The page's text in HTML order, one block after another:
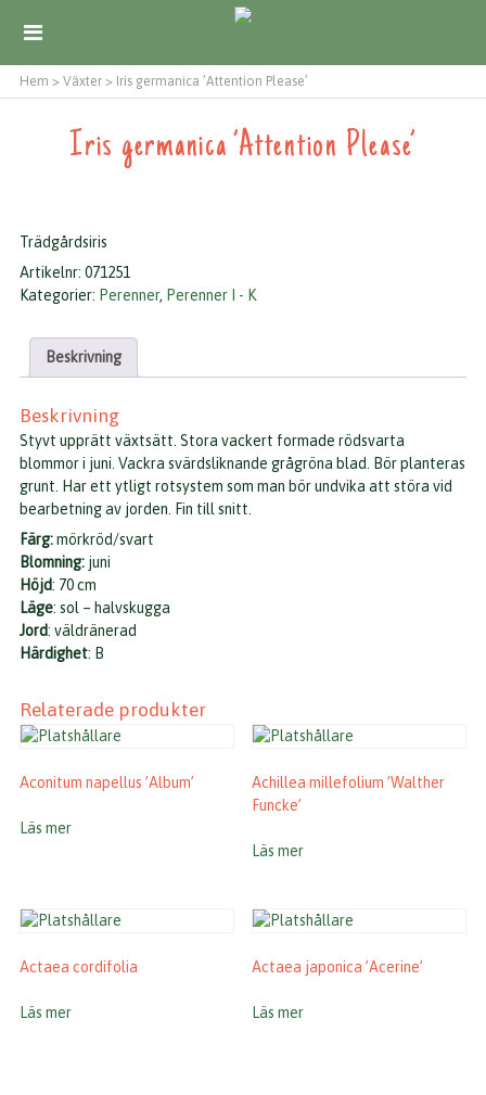
Hem > Växter > Iris germanica ’Attention Please’
Iris germanica ’Attention Please’
Trädgårdsiris
Artikelnr: 071251
Kategorier: Perenner, Perenner I - K
Beskrivning
Beskrivning
Styvt upprätt växtsätt. Stora vackert formade rödsvarta
blommor i juni. Vackra svärdsliknande grågröna blad. Bör planteras
grunt. Har ett ytligt rotsystem som man bör undvika att störa vid
bearbetning av jorden. Fin till snitt.
Färg:mörkröd/svart
Blomning: juni
Höjd: 70 cm
Läge: sol – halvskugga
Jord: väldränerad
Härdighet: B
Relaterade produkter
Aconitum napellus ’Album’
Läs mer
Achillea millefolium ’Walther
Funcke’
Läs mer
Actaea cordifolia
Läs mer
Actaea japonica ’Acerine’
Läs mer